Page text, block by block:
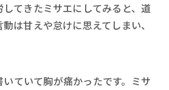
てきたミサエにしてみると、道
は甘えや怠けに思えてしまい、
いていて胸が痛かったです。ミサ